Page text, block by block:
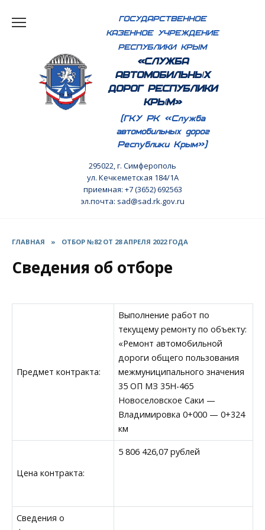
ГОСУДАРСТВЕННОЕ
КАЗЕННОЕ УЧРЕЖДЕНИЕ
РЕСПУБЛИКИ КРЫМ
«СЛУЖБА
АВТОМОБИЛЬНЫХ
ДОРОГ РЕСПУБЛИКИ
КРЫМ»
(ГКУ РК «Служба
автомобильных дорог
Республики Крым»)
295022, г. Симферополь
ул. Кечкеметская 184/1А
приемная: +7 (3652) 692563
эл.почта: sad@sad.rk.gov.ru
ГЛАВНАЯ » ОТБОР №82 ОТ 28 АПРЕЛЯ 2022 ГОДА
Сведения об отборе
Предмет контракта:
Выполнение работ по
текущему ремонту по объекту:
«Ремонт автомобильной
дороги общего пользования
межмуниципального значения
35 ОП МЗ 35Н-465
Новоселовское Саки —
Владимировка 0+000 — 0+324
км
Цена контракта:
5 806 426,07 рублей
Сведения о